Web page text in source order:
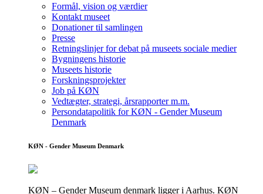
Formål, vision og værdier
Kontakt museet
Donationer til samlingen
Presse
Retningslinjer for debat på museets sociale medier
Bygningens historie
Museets historie
Forskningsprojekter
Job på KØN
Vedtægter, strategi, årsrapporter m.m.
Persondatapolitik for KØN - Gender Museum
Denmark
KØN - Gender Museum Denmark
KØN – Gender Museum denmark ligger i Aarhus. KØN